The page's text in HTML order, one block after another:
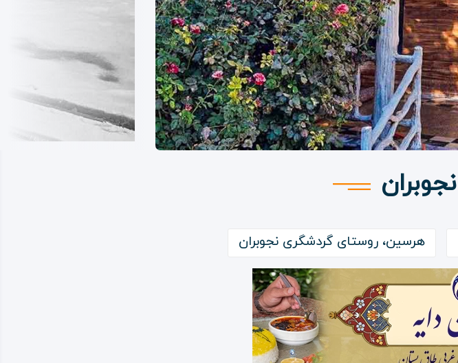
هرسین، روستای گردشگری نجوبران